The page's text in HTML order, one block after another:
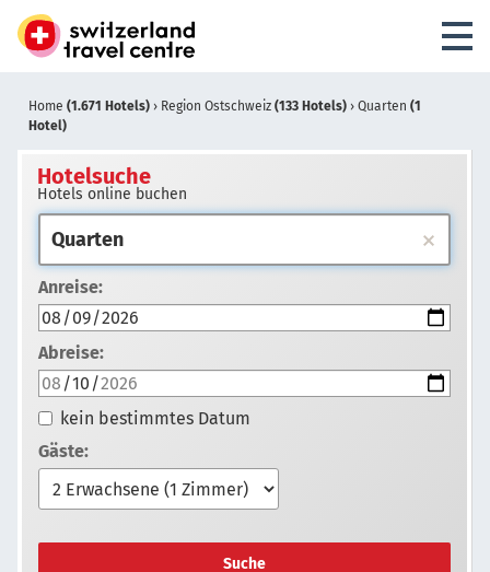
Home (1.671 Hotels) › Region Ostschweiz (133 Hotels) › Quarten (1
Hotel)
Hotelsuche
Hotels online buchen
Anreise:
Abreise:
kein bestimmtes Datum
Gäste:
Suche